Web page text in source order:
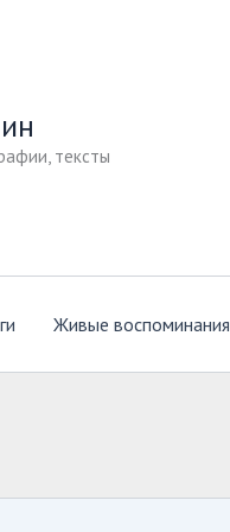
тексты
Живые воспоминания